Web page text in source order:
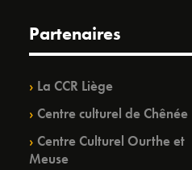
Partenaires
La CCR Liège
Centre culturel de Chênée
Centre Culturel Ourthe et
Meuse